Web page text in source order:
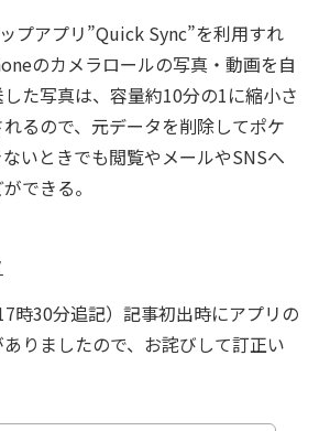
プアプリ”Quick Sync”を利用すれ
のカメラロールの写真・動画を自
た写真は、容量約10分の1に縮小さ
るので、元データを削除してポケ
いときでも閲覧やメールやSNSへ
できる。
時30分追記）記事初出時にアプリの
りましたので、お詫びして訂正い